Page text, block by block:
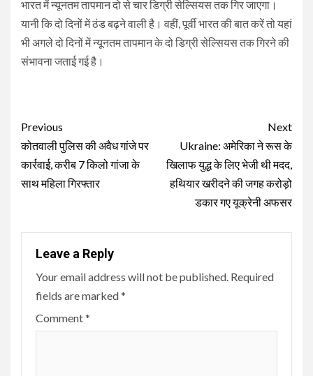
भारत में न्यूनतम तापमान दो से चार डिग्री सेल्सियस तक गिर जाएगा।
यानी कि दो दिनों में ठंड बढ़ने वाली है। वहीं, पूर्वी भारत की बात करें तो यहां
भी अगले दो दिनों में न्यूनतम तापमान के दो डिग्री सेल्सियस तक गिरने की
संभावना जताई गई है।
Continue
Reading
Previous
कोतवाली पुलिस की अवैध गांजे पर
कार्रवाई, करीब 7 किलो गांजा के
साथ महिला गिरफ्तार
Next
Ukraine: अमेरिका ने रूस के
खिलाफ युद्ध के लिए भेजी थी मदद,
हथियार खरीदने की जगह करोड़ो
डकार गए यूक्रेनी अफसर
Leave a Reply
Your email address will not be published. Required
fields are marked*
Comment*